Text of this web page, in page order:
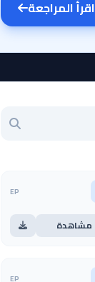
اقرأ المراجعة
EP
مشاهدة
EP